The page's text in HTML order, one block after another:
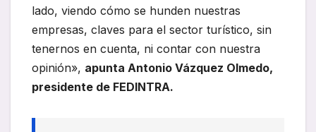
lado, viendo cómo se hunden nuestras
empresas, claves para el sector turístico, sin
tenernos en cuenta, ni contar con nuestra
opinión», apunta Antonio Vázquez Olmedo,
presidente de FEDINTRA.